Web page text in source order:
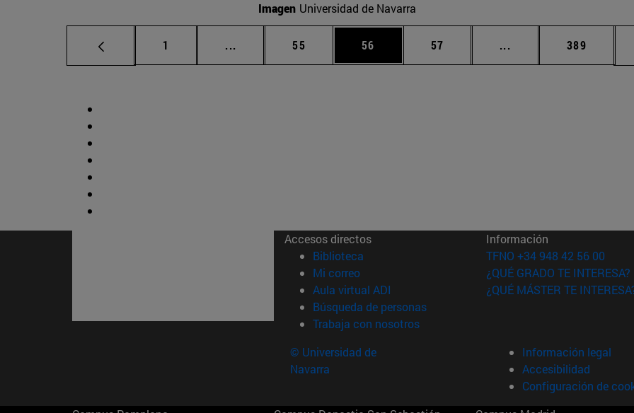
Imagen Universidad de Navarra
Página
1 ... Páginas intermedias Use TAB para desplazarse.
Página
55 Página
56 Página
57 ... Páginas intermedias
Página
389
Accesos directos
Biblioteca (abre en nueva ventana)
Mi correo(abre en nueva ventana)
Aula virtual ADI (abre en nueva ventana)
Búsqueda de personas(abre en nueva ventana)
Trabaja con nosotros(abre en nueva ventana)
Información
TFNO +34 948 42 56 00
¿QUÉ GRADO TE INTERESA?
¿QUÉ MÁSTER TE
© Universidad de
Navarra
Información legal
Accesibilidad
Configuración de